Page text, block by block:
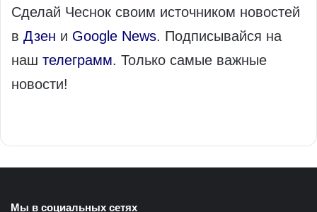
Сделай Чеснок своим источником новостей
в Дзен и Google News. Подписывайся на
наш телеграмм. Только самые важные
новости!
Мы в социальных сетях